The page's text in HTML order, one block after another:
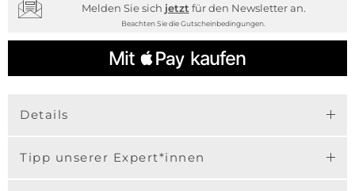
Melden Sie sich jetzt für den Newsletter an.
Beachten Sie die Gutscheinbedingungen.
Details
Tipp unserer Expert*innen